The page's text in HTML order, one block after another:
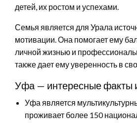
детей, их ростом и успехами.
Семья является для Урала
мотивации. Она помогает ему
личной жизнью и
также дает ему уверенность в
Уфа — интересные факты
Уфа является
проживает более 150